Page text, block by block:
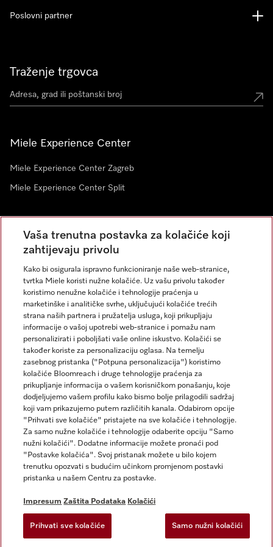
Traženje trgovca
Miele Experience Center
Miele Experience Center Zagreb
Miele Experience Center Split
Newsletter
Poslovni partner
Impresum
Opći uvjeti
Zaštita podataka
Uvjeti Korištenja
Izjava o pristupačnosti
Zakon o digitalnim uslugama
Postavke kolačića
Miele na Instagramu
Miele na Facebooku
Vaša trenutna postavka za kolačiće koji
zahtijevaju privolu
Kako bi osigurala ispravno funkcioniranje naše web-stranice,
tvrtka Miele koristi nužne kolačiće. Uz vašu privolu također
koristimo nenužne kolačiće i tehnologije praćenja u
marketinške i analitičke svrhe, uključujući kolačiće trećih
strana naših partnera i pružatelja usluga, koji prikupljaju
informacije o vašoj upotrebi web-stranice i pomažu nam
personalizirati i poboljšati vaše online iskustvo. Kolačići se
također koriste za personalizaciju oglasa. Na temelju
zasebnog pristanka ("Potpuna personalizacija") koristimo
kolačiće Bloomreach i druge tehnologije praćenja za
prikupljanje informacija o vašem korisničkom ponašanju, koje
dodjeljujemo vašem profilu kako bismo bolje prilagodili sadržaj
koji vam prikazujemo putem različitih kanala. Odabirom opcije
"Prihvati sve kolačiće" pristajete na sve kolačiće i tehnologije.
Za samo nužne kolačiće i tehnologije odaberite opciju "Samo
nužni kolačići". Dodatne informacije možete pronaći pod
"Postavke kolačića". Svoj pristanak možete u bilo kojem
trenutku opozvati s budućim učinkom promjenom postavki
pristanka u našem Centru za postavke.
Impresum Zaštita Podataka Kolačići
Prihvati sve kolačiće Samo nužni kolačići